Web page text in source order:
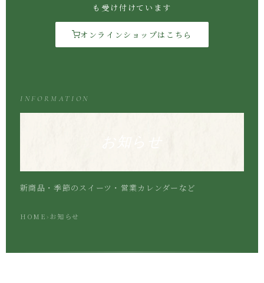
も受け付けています
オンラインショップはこちら
INFORMATION
新商品・季節のスイーツ・営業カレンダーなど
HOME ›お知らせ